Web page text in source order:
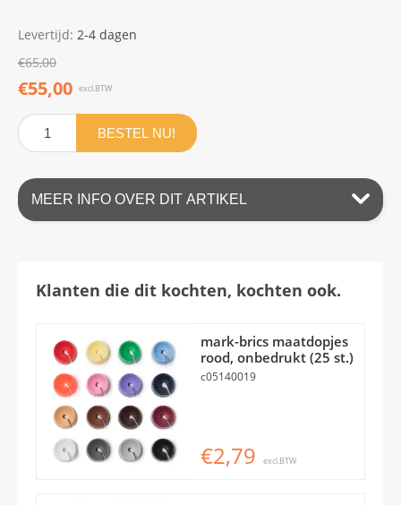
Levertijd: 2-4 dagen
€65,00
€55,00 excl.BTW
BESTEL NU!
MEER INFO OVER DIT ARTIKEL
Klanten die dit kochten, kochten ook.
mark-brics maatdopjes
rood, onbedrukt (25 st.)
c05140019
€2,79 excl.BTW